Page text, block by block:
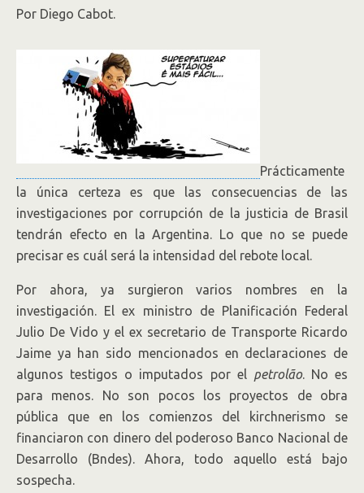
Por Diego Cabot.
Prácticamente
la única certeza es que las consecuencias de las
investigaciones por corrupción de la justicia de Brasil
tendrán efecto en la Argentina. Lo que no se puede
precisar es cuál será la intensidad del rebote local.
Por ahora, ya surgieron varios nombres en la
investigación. El ex ministro de Planificación Federal
Julio De Vido y el ex secretario de Transporte Ricardo
Jaime ya han sido mencionados en declaraciones de
algunos testigos o imputados por el petrolão. No es
para menos. No son pocos los proyectos de obra
pública que en los comienzos del kirchnerismo se
financiaron con dinero del poderoso Banco Nacional de
Desarrollo (Bndes). Ahora, todo aquello está bajo
sospecha.